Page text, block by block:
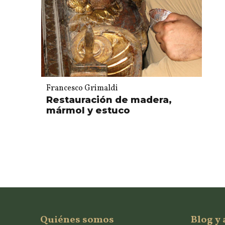
Francesco Grimaldi
Restauración de madera,
mármol y estuco
Quiénes somos Blog y